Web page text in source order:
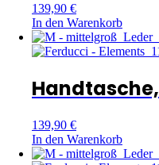
139,90 €
In den Warenkorb
139,90 €
In den Warenkorb